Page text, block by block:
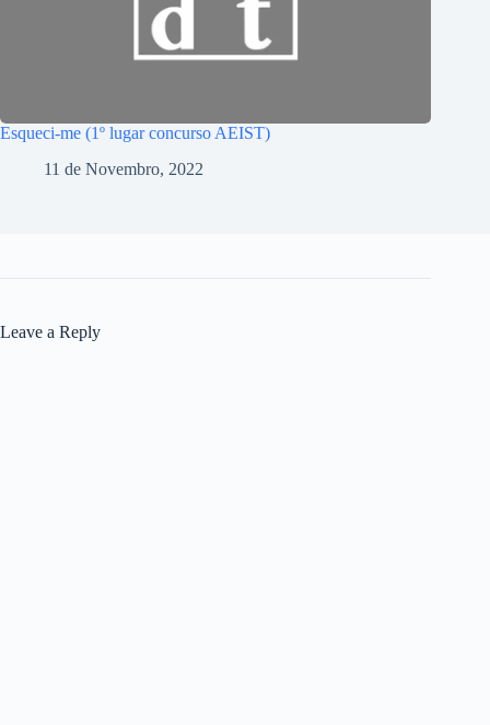
Esqueci-me (1º lugar concurso AEIST)
11 de Novembro, 2022
Leave a Reply